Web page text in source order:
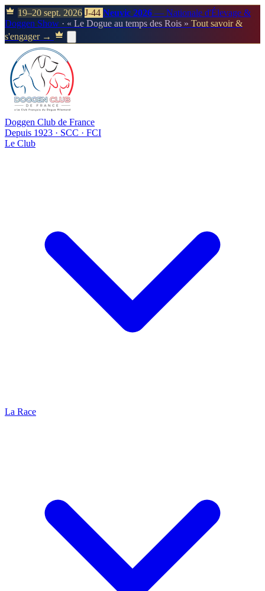
19–20 sept. 2026 J-44 Neuvic 2026 — Nationale d'Élevage &
Doggen Show · « Le Dogue au temps des Rois » Tout savoir &
s'engager →
Doggen Club de France
Depuis 1923 · SCC · FCI
Le Club
La Race